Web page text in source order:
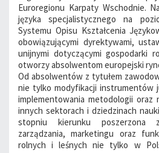
Euroregionu Karpaty Wschodnie.
języka specjalistycznego na
Systemu Opisu Kształcenia
obowiązującymi dyrektywami,
unijnymi dotyczącymi gospodarki
otworzy absolwentom europejski
Od absolwentów z tytułem
nie tylko modyfikacji instrumentów
implementowania metodologii oraz
innych sektorach i dziedzinach
stopniu kierunku poszerzona
zarządzania, marketingu oraz
rolnych i leśnych nie tylko w